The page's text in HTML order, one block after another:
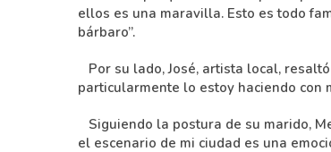
ellos es una maravilla. Esto es todo
bárbaro”.
Por su lado, José, artista local,
particularmente lo estoy haciendo con
Siguiendo la postura de su marido,
el escenario de mi ciudad es una